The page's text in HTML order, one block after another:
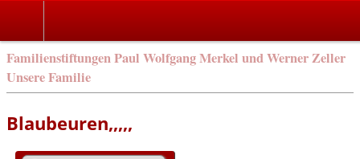
Familienstiftungen Paul Wolfgang Merkel und Werner Zeller
Unsere Familie
Blaubeuren,,,,,